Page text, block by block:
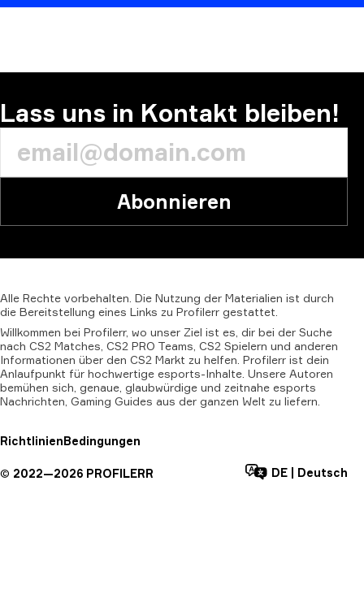
Lass uns in Kontakt bleiben!
Abonnieren
Alle Rechte vorbehalten. Die Nutzung der Materialien ist durch
die Bereitstellung eines Links zu Profilerr gestattet.
Willkommen bei Profilerr, wo unser Ziel ist es, dir bei der Suche
nach CS2 Matches, CS2 PRO Teams, CS2 Spielern und anderen
Informationen über den CS2 Markt zu helfen. Profilerr ist dein
Anlaufpunkt für hochwertige esports-Inhalte. Unsere Autoren
bemühen sich, genaue, glaubwürdige und zeitnahe esports
Nachrichten, Gaming Guides aus der ganzen Welt zu liefern.
RichtlinienBedingungen
© 2022—2026 PROFILERR DE Deutsch